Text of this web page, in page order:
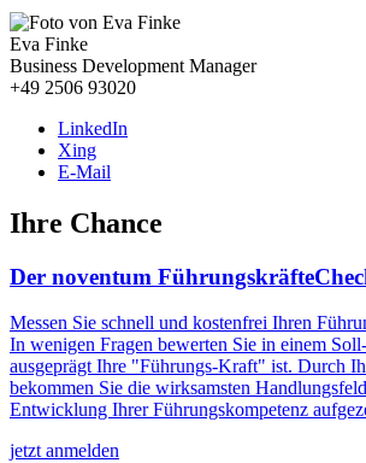
Eva Finke
Business Development Manager
+49 2506 93020
LinkedIn
Xing
E-Mail
Ihre Chance
Der noventum
Messen Sie schnell und kostenfrei Ihren
In wenigen Fragen bewerten Sie in einem
ausgeprägt Ihre "Führungs-Kraft" ist. Durch
bekommen Sie die wirksamsten
Entwicklung Ihrer Führungskompetenz
jetzt anmelden